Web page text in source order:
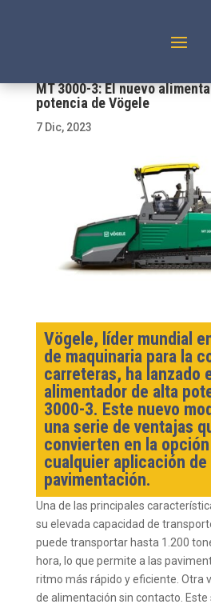
MT 3000-3: El nuevo
potencia de Vögele
7 Dic, 2023
Vögele, líder mundial
de maquinaria para la
carreteras, ha lanzado
alimentador de alta
3000-3. Este nuevo
una serie de ventajas
convierten en la
cualquier aplicación de
pavimentación.
Una de las principales
su elevada capacidad de
puede transportar hasta 1.200
hora, lo que permite a las
ritmo más rápido y eficiente. Otra
de alimentación sin contacto. Este